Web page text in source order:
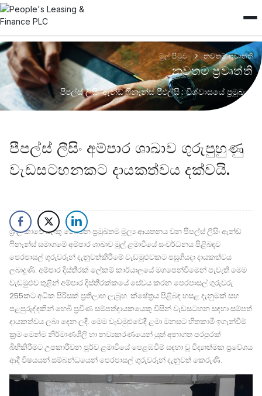
මුල් පිටුව නවතම ප්‍රවෘත්ති
නවතම ප්‍රවෘත්ති
පීපල්ස් ලිසිං ඇන්ඩ් ෆිනෑන්ස් පීඑල්සි : විශ්වාසයේ ප්‍රමුඛයා
පීපල්ස් ලීසිං අම්පාර ශාඛාව ගුරුපුහුණු
වැඩසටහනකට දායකත්වය දක්වයි.
ශ්‍රී ලංකාවේ බැංකු නොවන ප්‍රමුඛතම මූල්‍ය ආයතනය වන පීපල්ස් ලීසිං ඇන්ඩ්
ෆිනෑන්ස් සමාගමේ අම්පාර ශාඛාව මුල් ළමාවියේ සංවර්ධනය පිළිබඳව
පෙරපාසල් ගුරුවරුන් දැනුවත්කිරීමේ වැඩමුළුවකට පසුගියදා දායකත්වය
ලබාදුණි. අම්පාර දිස්ති්‍රක් ලේකම් කාර්යාලයේ මගපෙන්වීමෙන් පැවැති මෙම
වැඩමුළුව තුළින් අම්පාර දිස්ති්‍රක්කයේ සේවය කරන පෙරපාසල් ගුරුවරු
255කට අධික පිරිසක් ප්‍රතිලාභ ලැබූහ. ක්ෂේත්‍රය පිළිබඳ හසළ දැනුමක් සහ
පළපුරුද්දකින් හෙබි ප්‍රවීණ සම්පත්දායකයෙකු විසින් වැඩසටහන සඳහා සම්පත්
දායකත්වය ලබා දෙන ලදී. මෙම වැඩමුළුවේදී ළමා මනසට හිතකාමී ඉගැන්වීම්
ක්‍රම මෙන්ම නිර්මාණශීලි හා නව්‍යකරණයෙන් යුත් අනාගත පරපුරක්
බිහිකිරීමට උපකාරීවන පූර්ව ළමාවියේ පෙළඹවීම් සඳහා වූ විද්‍යාත්මක ප්‍රවේශය
ආදී විෂයයන් සම්බන්ධයෙන් පෙරපාසල් ගුරුවරුන් දැනුවත් කෙරුණි.